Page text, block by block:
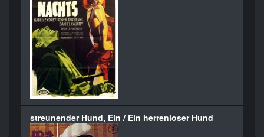
streunender Hund, Ein / Ein herrenloser Hund